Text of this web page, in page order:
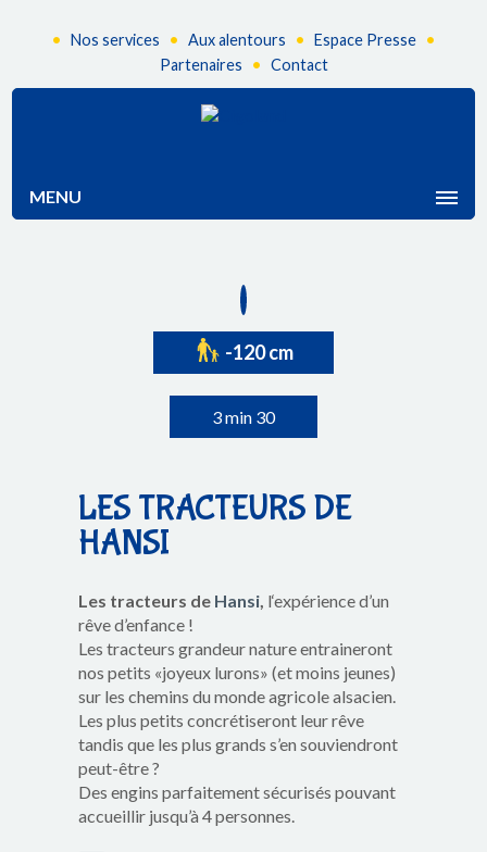
• Nos services • Aux alentours • Espace Presse •
Partenaires • Contact
MENU
-120 cm
3 min 30
LES TRACTEURS DE
HANSI
Les tracteurs de Hansi, l‘expérience d’un
rêve d’enfance !
Les tracteurs grandeur nature entraineront
nos petits «joyeux lurons» (et moins jeunes)
sur les chemins du monde agricole alsacien.
Les plus petits concrétiseront leur rêve
tandis que les plus grands s’en souviendront
peut-être ?
Des engins parfaitement sécurisés pouvant
accueillir jusqu’à 4 personnes.